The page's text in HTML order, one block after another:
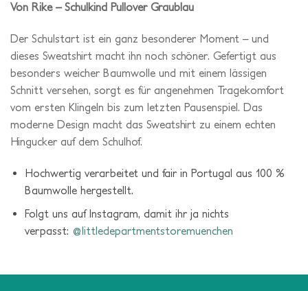
Von Rike – Schulkind Pullover Graublau
Der Schulstart ist ein ganz besonderer Moment – und
dieses Sweatshirt macht ihn noch schöner. Gefertigt aus
besonders weicher Baumwolle und mit einem lässigen
Schnitt versehen, sorgt es für angenehmen Tragekomfort
vom ersten Klingeln bis zum letzten Pausenspiel. Das
moderne Design macht das Sweatshirt zu einem echten
Hingucker auf dem Schulhof.
Hochwertig verarbeitet und fair in Portugal aus 100 %
Baumwolle hergestellt.
Folgt uns auf Instagram, damit ihr ja nichts
verpasst: @littledepartmentstoremuenchen